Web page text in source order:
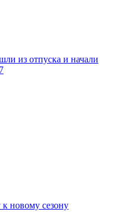
из отпуска и начали
к новому сезону